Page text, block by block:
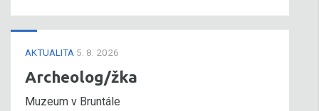
AKTUALITA 5. 8. 2026
Archeolog/žka
Muzeum v Bruntále